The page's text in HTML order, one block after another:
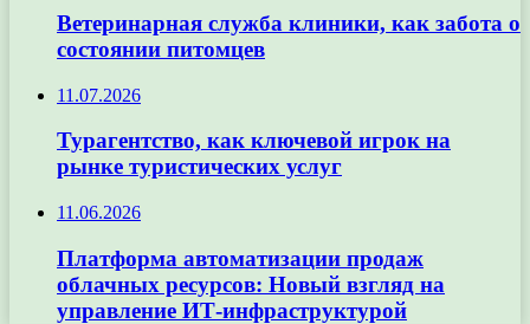
Ветеринарная служба клиники, как забота о
состоянии питомцев
11.07.2026
Турагентство, как ключевой игрок на
рынке туристических услуг
11.06.2026
Платформа автоматизации продаж
облачных ресурсов: Новый взгляд на
управление ИТ-инфраструктурой